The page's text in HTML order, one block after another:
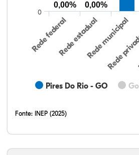
Pires Do Rio - GO
Rede federalRede estadualRede municipal
Rede
0
0,00% 0,00%
Fonte: INEP (2025)